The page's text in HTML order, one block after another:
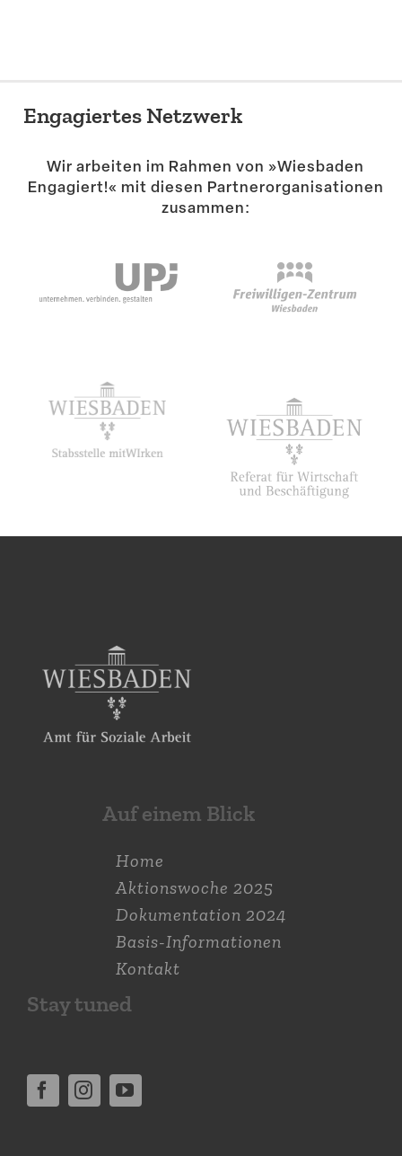
Engagiertes Netzwerk
Wir arbeiten im Rahmen von »Wiesbaden
Engagiert!« mit diesen Partner­or­ga­ni­sa­tionen
zusammen:
Auf einem Blick
Home
Aktions­woche 2025
Dokumen­tation 2024
Basis-Informationen
Kontakt
Stay tuned